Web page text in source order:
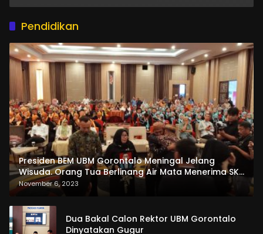
Pendidikan
Presiden BEM UBM Gorontalo Meningal Jelang
Wisuda. Orang Tua Berlinang Air Mata Menerima SKL
dan Pemasangan Salempang
November 6, 2023
Dua Bakal Calon Rektor UBM Gorontalo
Dinyatakan Gugur